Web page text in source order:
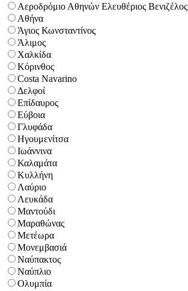
Αεροδρόμιο Αθηνών Ελευθέριος Βενιζέλος
Αθήνα
Άγιος Κωνσταντίνος
Άλιμος
Χαλκίδα
Κόρινθος
Costa Navarino
Δελφοί
Επίδαυρος
Εύβοια
Γλυφάδα
Ηγουμενίτσα
Ιωάννινα
Καλαμάτα
Κυλλήνη
Λαύριο
Λευκάδα
Μαντούδι
Μαραθώνας
Μετέωρα
Μονεμβασιά
Ναύπακτος
Ναύπλιο
Ολυμπία